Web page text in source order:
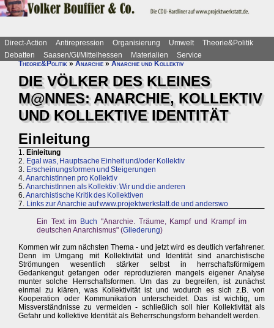
Direct-Action Antirepression Organisierung Umwelt
Theorie&Politik
Debatten
Saasen/GI/Mittelhessen Materialien
Service
Theorie&Politik»Anarchie»Anarchie und Kollektiv
DIE VÖLKER DES KLEINES
M@NNES: ANARCHIE, KOLLEKTIV
UND KOLLEKTIVE IDENTITÄT
Einleitung
1. Einleitung
2. Egal was, Hauptsache Einheit und/oder Kollektiv
3. Erscheinungsformen und Steigerungen
4.AnarchistInnen pro Kollektiv
5.AnarchistInnen als Kollektiv: Wir und die anderen
6.Anarchistische Kritik des Kollektiven
7. Links zur Anarchie auf www.projektwerkstatt.de und anderswo
Ein Text im Buch "Anarchie. Träume, Kampf und Krampf im
deutschen Anarchismus" (Gliederung)
Kommen wir zum nächsten Thema - und jetzt wird es deutlich verfahrener.
Denn im Umgang mit Kollektivität und Identität sind anarchistische
Strömungen wesentlich stärker selbst in herrschaftsförmigem
Gedankengut gefangen oder reproduzieren mangels eigener Analyse
munter solche Herrschaftsformen. Um das zu begreifen, ist zunächst
einmal zu klären, was Kollektivität ist und wodurch es sich z.B. von
Kooperation oder Kommunikation unterscheidet. Das ist wichtig, um
Missverständnisse zu vermeiden - schließlich soll hier Kollektivität als
Gefahr und kollektive Identität als Beherrschungsform behandelt werden.